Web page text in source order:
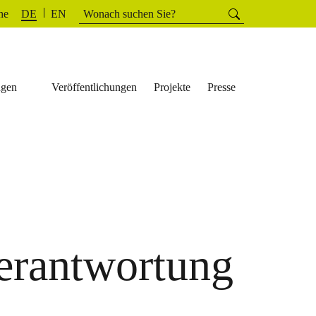
Suchen
nach:
Suchen
DE EN
Veröffentlichungen Projekte Presse